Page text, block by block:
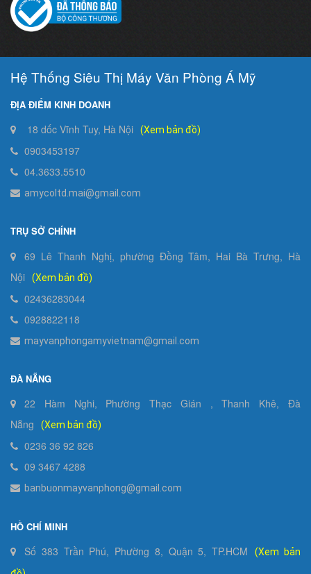
Hệ Thống Siêu Thị Máy Văn Phòng Á Mỹ
ĐỊA ĐIỂM KINH DOANH
18 dốc Vĩnh Tuy, Hà Nội (Xem bản đồ)
0903453197
04.3633.5510
amycoltd.mai@gmail.com
TRỤ SỞ CHÍNH
69 Lê Thanh Nghị, phường Đồng Tâm, Hai Bà Trưng, Hà
Nội
(Xem bản đồ)
02436283044
0928822118
mayvanphongamyvietnam@gmail.com
ĐÀ NẴNG
22 Hàm Nghi, Phường Thạc Gián , Thanh Khê, Đà
Nẵng
(Xem bản đồ)
0236 36 92 826
09 3467 4288
banbuonmayvanphong@gmail.com
HỒ CHÍ MINH
Số 383 Trần Phú, Phường 8, Quận 5, TP.HCM
(Xem bản